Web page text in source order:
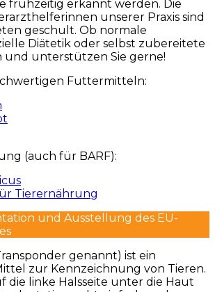
frühzeitig erkannt werden. Die
unserer Praxis sind
geschult. Ob normale
Diätetik oder selbst zubereitete
und unterstützen Sie gerne!
Futtermitteln:
(auch für BARF):
Tierernährung
und Ausstellung des EU-
genannt) ist ein
zur Kennzeichnung von Tieren.
die linke Halsseite unter die Haut